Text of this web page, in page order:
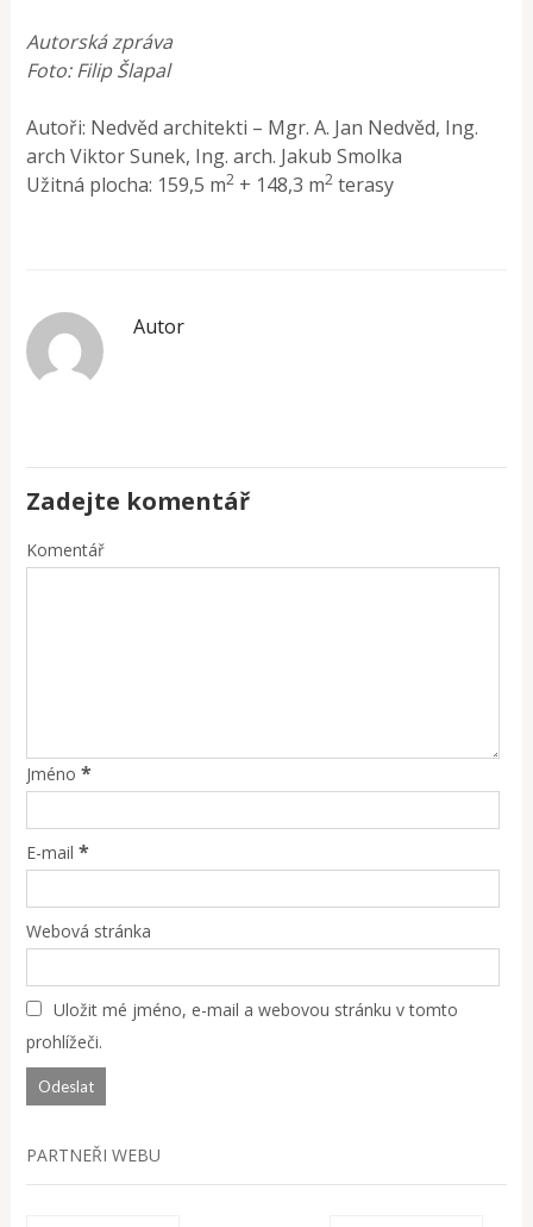
Autorská zpráva
Foto: Filip Šlapal
Autoři: Nedvěd architekti – Mgr. A. Jan Nedvěd, Ing.
arch Viktor Sunek, Ing. arch. Jakub Smolka
Užitná plocha: 159,5 m2 + 148,3 m2 terasy
Autor
Zadejte komentář
Komentář
Jméno *
E-mail *
Webová stránka
Uložit mé jméno, e-mail a webovou stránku v tomto
prohlížeči.
PARTNEŘI WEBU